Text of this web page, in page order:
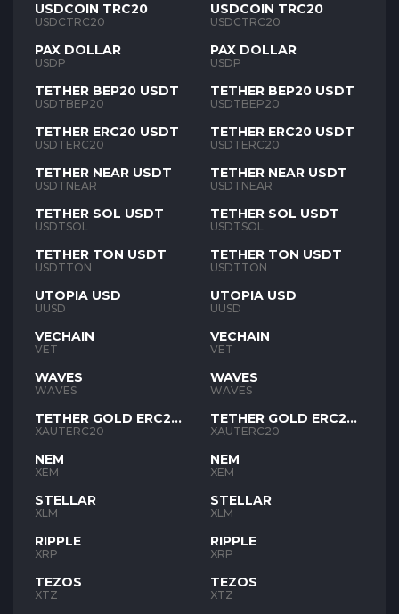
USDCOIN TRC20
USDCTRC20
PAX DOLLAR
USDP
TETHER BEP20 USDT
USDTBEP20
TETHER ERC20 USDT
USDTERC20
TETHER NEAR USDT
USDTNEAR
TETHER SOL USDT
USDTSOL
TETHER TON USDT
USDTTON
UTOPIA USD
UUSD
VECHAIN
VET
WAVES
WAVES
TETHER GOLD ERC20
XAUT
XAUTERC20
NEM
XEM
STELLAR
XLM
RIPPLE
XRP
TEZOS
XTZ
USDCOIN TRC20
USDCTRC20
PAX DOLLAR
USDP
TETHER BEP20 USDT
USDTBEP20
TETHER ERC20 USDT
USDTERC20
TETHER NEAR USDT
USDTNEAR
TETHER SOL USDT
USDTSOL
TETHER TON USDT
USDTTON
UTOPIA USD
UUSD
VECHAIN
VET
WAVES
WAVES
TETHER GOLD ERC20
XAUT
XAUTERC20
NEM
XEM
STELLAR
XLM
RIPPLE
XRP
TEZOS
XTZ